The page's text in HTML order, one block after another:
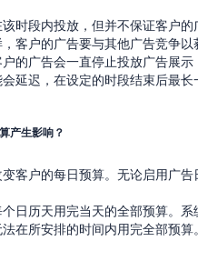
时段内投放，但并不保证客户
客户的广告要与其他广告竞争以
的广告会一直停止投放广告展示
延迟，在设定的时段结束后最
产生影响？
客户的每日预算。无论启用广告
日历天用完当天的全部预算。
在所安排的时间内用完全部预算。